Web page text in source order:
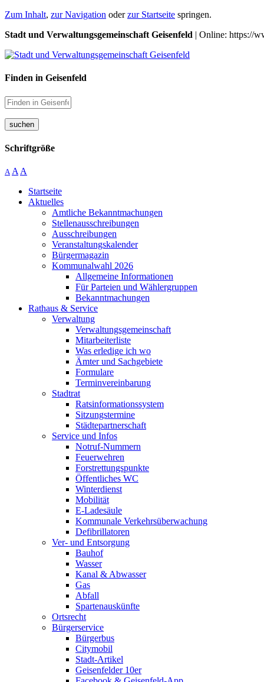
Zum Inhalt, zur Navigation oderzur Startseite springen.
Stadt und Verwaltungsgemeinschaft Geisenfeld | Online: https://
Finden in Geisenfeld
suchen
Schriftgröße
A A A
Startseite
Aktuelles
Amtliche Bekanntmachungen
Stellenausschreibungen
Ausschreibungen
Veranstaltungskalender
Bürgermagazin
Kommunalwahl 2026
Allgemeine Informationen
Für Parteien und Wählergruppen
Bekanntmachungen
Rathaus & Service
Verwaltung
Verwaltungsgemeinschaft
Mitarbeiterliste
Was erledige ich wo
Ämter und Sachgebiete
Formulare
Terminvereinbarung
Stadtrat
Ratsinformationssystem
Sitzungstermine
Städtepartnerschaft
Service und Infos
Notruf-Nummern
Feuerwehren
Forstrettungspunkte
Öffentliches WC
Winterdienst
Mobilität
E-Ladesäule
Kommunale Verkehrsüberwachung
Defibrillatoren
Ver- und Entsorgung
Bauhof
Wasser
Kanal & Abwasser
Gas
Abfall
Spartenauskünfte
Ortsrecht
Bürgerservice
Bürgerbus
Citymobil
Stadt-Artikel
Geisenfelder 10er